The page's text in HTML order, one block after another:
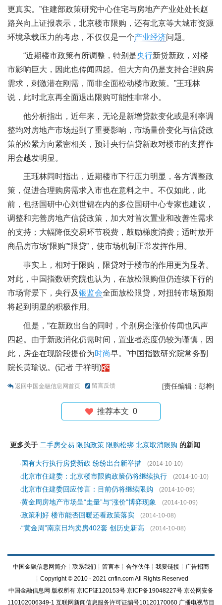
更真实。”住建部政策研究中心住宅与房地产产业处处长赵
路兴向上证报表示，北京楼市限购，还有北京等大城市资源
环境承载压力的考虑，不仅仅是一个产业经济问题。
“近期楼市政策有所调整，特别是央行新贷新政，对楼
市影响巨大，因此也传闻四起。但大方向仍是支持合理购房
需求，刺激潜在刚需，而非全面松动楼市政策。”王珏林
说，此时北京再全面退出限购可能性非常小。
他分析指出，近年来，无论是新增贷款变化或是利率调
整均对房地产市场起到了重要影响，市场量价变化与信贷政
策的松紧方向紧密相关，预计央行信贷新政对楼市的支撑作
用会越发明显。
王珏林同时指出，近期楼市下行压力明显，各方调整政
策，促进合理购房需求入市也在意料之中。不仅如此，此
前，包括国研中心刘世锦在内的多位国研中心专家也建议，
调整和完善房地产信贷政策，加大对首次置业和改善性需求
的支持；大幅降低交易环节税费，鼓励梯度消费；适时放开
商品房市场“限购”“限贷”，使市场机制正常发挥作用。
事实上，相对于限购，限贷对于楼市的作用更为显著。
对此，中国指数研究院也认为，在放松限购但仍连续下行的
市场背景下，央行及银监会全面放松限贷，对扭转市场预期
将起到明显的积极作用。
但是，“在新政出台的同时，个别房企涨价传闻也风声
四起。由于新政消化仍需时间，置业者态度仍较为谨慎，因
此，房企在现阶段提价为时尚早。”中国指数研究院常务副
院长黄瑜说。(记者 于祥明)
返回中国金融信息网首页 留言反馈 [责任编辑：彭桦]
推荐本文 0
更多关于 二手房交易 限购政策 限购松绑 北京取消限购 的新闻
·国有大行执行房贷新政 纷纷出台新举措
(2014-10-10)
·北京市住建委：北京楼市限购政策仍将继续执行
(2014-10-10)
·北京市住建委回应传言：目前仍将继续限购
(2014-10-09)
·黄金周房地产市场呈“走量”与“涨价”博弈现象
(2014-10-09)
·政策利好 楼市能否回暖还看政策落实
(2014-10-08)
·“黄金周”南京日均卖房402套 创历史新高 (2014-10-08)
中国金融信息网简介 ┊ 联系我们 ┊ 留言本 ┊ 合作伙伴 ┊ 我要链接 ┊ 广告招商
┊Copyright © 2010 - 2021 cnfin.com All Rights Reserved
中国金融信息网 版权所有 京ICP证120153号 京ICP备19048227号 京公网安备
110102006349-1 互联网新闻信息服务许可证编号10120170060 广播电视节目